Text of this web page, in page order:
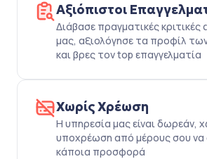
Αξιόπιστοι
Διάβασε πραγματικές
μας, αξιολόγησε τα προφίλ
και βρες τον top επαγγελματία
Χωρίς Χρέωση
Η υπηρεσία μας είναι δωρεάν,
υποχρέωση από μέρους σου να
κάποια προσφορά